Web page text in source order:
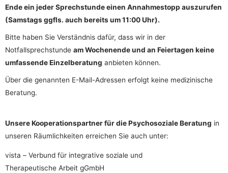
Ende ein jeder Sprechstunde einen Annahmestopp auszurufen
(Samstags ggfls. auch bereits um 11:00 Uhr).
Bitte haben Sie Verständnis dafür, dass wir in der
Notfallsprechstunde am Wochenende und an Feiertagen keine
umfassende Einzelberatung anbieten können.
Über die genannten E-Mail-Adressen erfolgt keine medizinische
Beratung.
Unsere Kooperationspartner für die Psychosoziale Beratung in
unseren Räumlichkeiten erreichen Sie auch unter:
vista – Verbund für integrative soziale und
Therapeutische Arbeit gGmbH